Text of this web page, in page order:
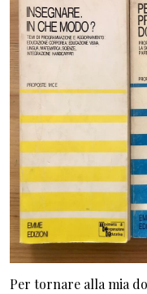
Per tornare alla mia